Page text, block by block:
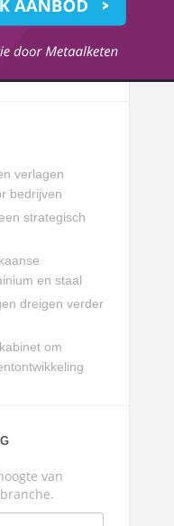
verlagen
bedrijven
strategisch
en staal
dreigen verder
om
van